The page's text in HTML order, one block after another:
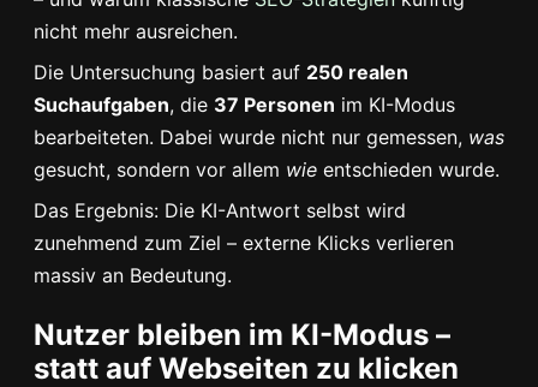
nicht mehr ausreichen.
Die Untersuchung basiert auf 250 realen
Suchaufgaben, die 37 Personen im KI-Modus
bearbeiteten. Dabei wurde nicht nur gemessen, was
gesucht, sondern vor allem wie entschieden wurde.
Das Ergebnis: Die KI-Antwort selbst wird
zunehmend zum Ziel – externe Klicks verlieren
massiv an Bedeutung.
Nutzer bleiben im KI-Modus –
statt auf Webseiten zu klicken